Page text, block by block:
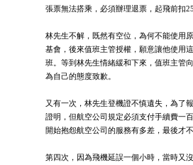
張票無法搭乘，必須辦理退票，起飛前扣
林先生不解，既然有空位，為何不能使用
基會，後來值班主管授權，願意讓他使用
班。等到林先生情緒緩和下來，值班主管
為自己的態度致歉。
又有一次，林先生登機證不慎遺失，為了
證明，但航空公司規定必須支付手續費一
開始抱怨航空公司的服務有多差，最後才不
第四次，因為飛機延誤一個小時，當時又